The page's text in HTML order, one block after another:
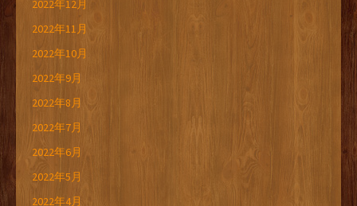
2022年12月
2022年11月
2022年10月
2022年9月
2022年8月
2022年7月
2022年6月
2022年5月
2022年4月